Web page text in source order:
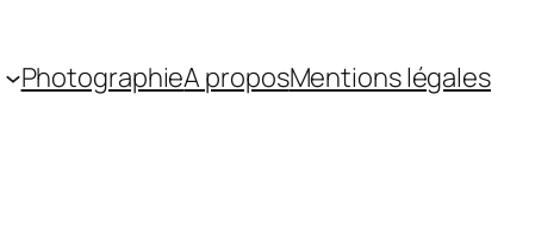
PhotographieA proposMentions légales